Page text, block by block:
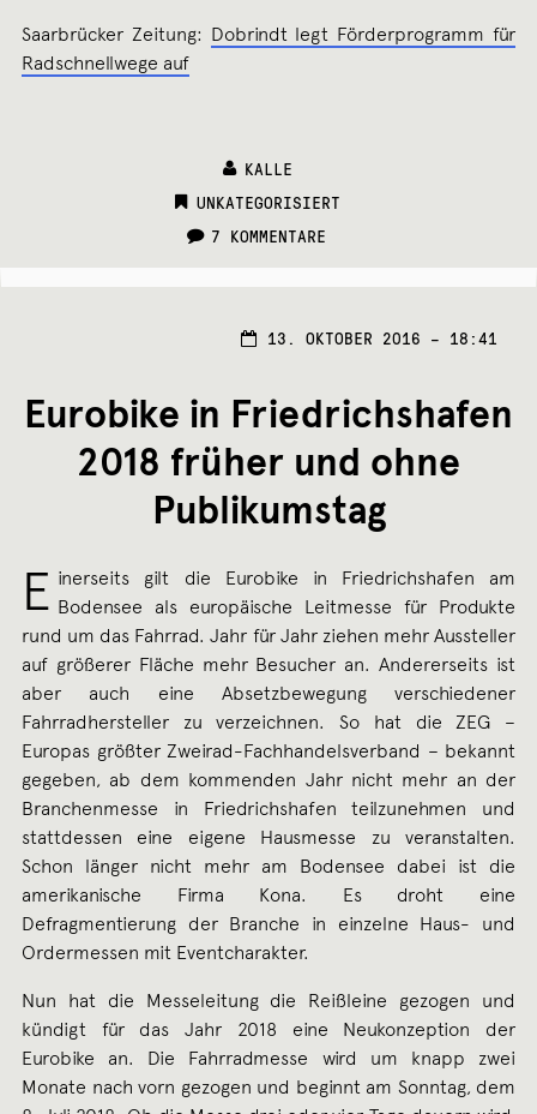
Saarbrücker Zeitung: Dobrindt legt Förderprogramm für
Radschnellwege auf
KALLE
CATEGORIES:
UNKATEGORISIERT
7 KOMMENTARE
13. OKTOBER 2016 – 18:41
Eurobike in Friedrichshafen
2018 früher und ohne
Publikumstag
E inerseits gilt die Eurobike in Friedrichshafen am
Bodensee als europäische Leitmesse für Produkte
rund um das Fahrrad. Jahr für Jahr ziehen mehr Aussteller
auf größerer Fläche mehr Besucher an. Andererseits ist
aber auch eine Absetzbewegung verschiedener
Fahrradhersteller zu verzeichnen. So hat die ZEG –
Europas größter Zweirad-Fachhandelsverband – bekannt
gegeben, ab dem kommenden Jahr nicht mehr an der
Branchenmesse in Friedrichshafen teilzunehmen und
stattdessen eine eigene Hausmesse zu veranstalten.
Schon länger nicht mehr am Bodensee dabei ist die
amerikanische Firma Kona. Es droht eine
Defragmentierung der Branche in einzelne Haus- und
Ordermessen mit Eventcharakter.
Nun hat die Messeleitung die Reißleine gezogen und
kündigt für das Jahr 2018 eine Neukonzeption der
Eurobike an. Die Fahrradmesse wird um knapp zwei
Monate nach vorn gezogen und beginnt am Sonntag, dem